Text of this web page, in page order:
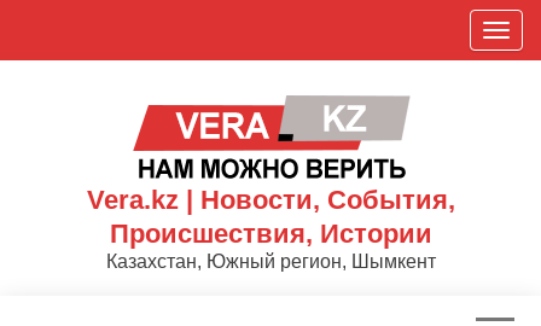
П
о
Vera.kz | Новости, События,
Происшествия, Истории
Казахстан, Южный регион, Шымкент